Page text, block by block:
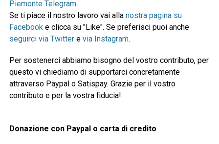
Piemonte Telegram.
Se ti piace il nostro lavoro vai alla nostra pagina su
Facebook e clicca su "Like". Se preferisci puoi anche
seguirci via Twittere via Instagram.
Per sostenerci abbiamo bisogno del vostro contributo, per
questo vi chiediamo di supportarci concretamente
attraverso Paypal o Satispay. Grazie per il vostro
contributo e per la vostra fiducia!
Donazione con Paypal o carta di credito